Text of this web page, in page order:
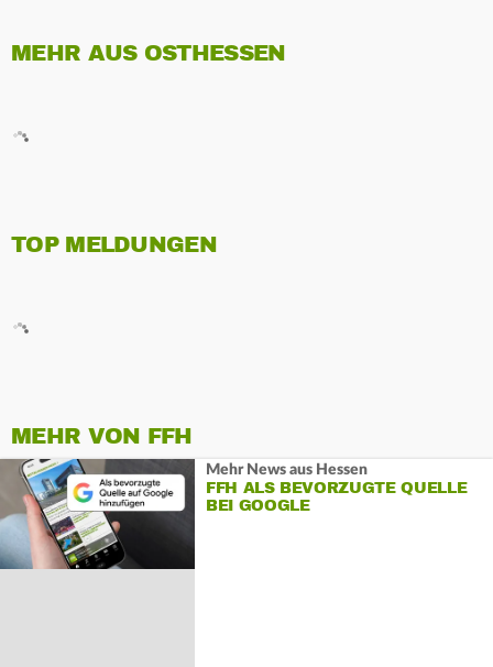
MEHR AUS OSTHESSEN
TOP MELDUNGEN
MEHR VON FFH
Mehr News aus Hessen
FFH ALS BEVORZUGTE QUELLE
BEI GOOGLE